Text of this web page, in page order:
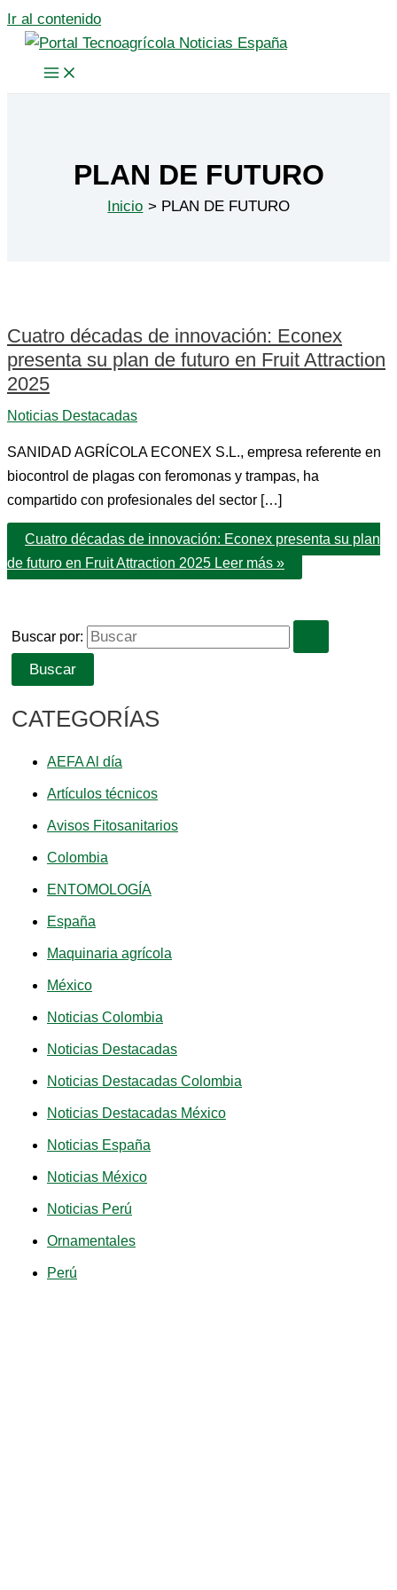
Ir al contenido
PLAN DE FUTURO
Inicio PLAN DE FUTURO
Cuatro décadas de innovación: Econex
presenta su plan de futuro en Fruit Attraction
2025
Noticias Destacadas
SANIDAD AGRÍCOLA ECONEX S.L., empresa referente en
biocontrol de plagas con feromonas y trampas, ha
compartido con profesionales del sector […]
Cuatro décadas de innovación: Econex presenta su plan
de futuro en Fruit Attraction 2025 Leer más »
Buscar por:
CATEGORÍAS
AEFA Al día
Artículos técnicos
Avisos Fitosanitarios
Colombia
ENTOMOLOGÍA
España
Maquinaria agrícola
México
Noticias Colombia
Noticias Destacadas
Noticias Destacadas Colombia
Noticias Destacadas México
Noticias España
Noticias México
Noticias Perú
Ornamentales
Perú